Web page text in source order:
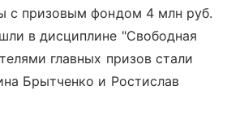
с призовым фондом 4 млн руб.
в дисциплине "Свободная
главных призов стали
Брытченко и Ростислав